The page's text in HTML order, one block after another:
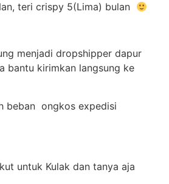
teri crispy 5(Lima) bulan
menjadi dropshipper dapur
bantu kirimkan langsung ke
beban ongkos expedisi
untuk Kulak dan tanya aja